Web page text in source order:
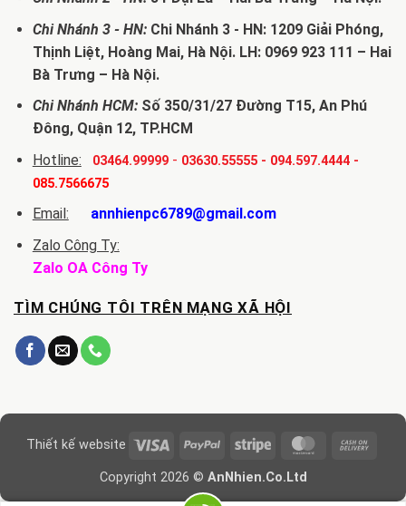
Chi Nhánh 3 - HN:Chi Nhánh 3 - HN: 1209 Giải Phóng,
Thịnh Liệt, Hoàng Mai, Hà Nội. LH: 0969 923 111 – Hai
Bà Trưng – Hà Nội.
Chi Nhánh HCM:Số 350/31/27 Đường T15, An Phú
Đông, Quận 12, TP.HCM
Hotline:
03464.99999- 03630.55555- 094.597.4444-
085.7566675
Email:
annhienpc6789@gmail.com
Zalo Công Ty:
Zalo OA Công Ty
TÌM CHÚNG TÔI TRÊN MẠNG XÃ HỘI
Thiết kế website Visa PayPal Stripe MasterCard
Copyright 2026 © AnNhien.Co.Ltd